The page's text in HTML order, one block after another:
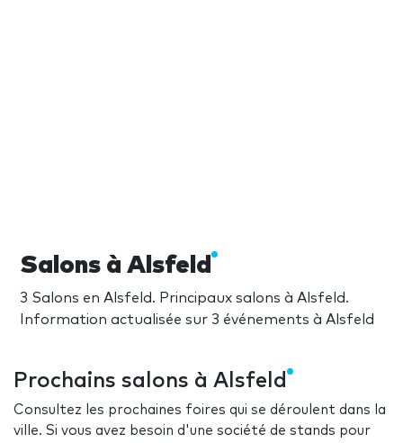
Salons à Alsfeld
3 Salons en Alsfeld. Principaux salons à Alsfeld.
Information actualisée sur 3 événements à Alsfeld
Prochains salons à Alsfeld
Consultez les prochaines foires qui se déroulent dans la
ville. Si vous avez besoin d'une société de stands pour